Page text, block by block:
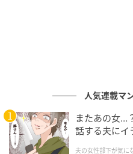
人気連載マ
またあの女…
話する夫にイ
夫の女性部下が気に